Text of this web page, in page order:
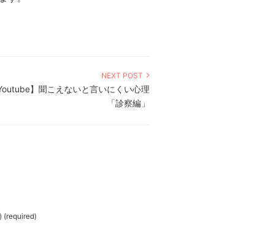
NEXT POST
Youtube】聞こえないと言いにくい心理
「診察編」
(required)